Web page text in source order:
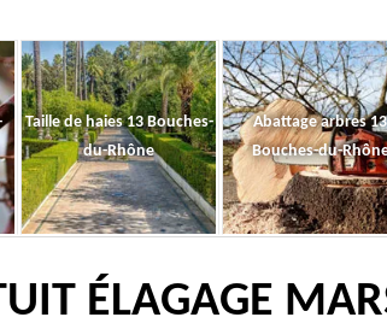
Taille de haies 13 Bouches-
du-Rhône
Abattage arbres 13
Bouches-du-
ÉLAGAGE